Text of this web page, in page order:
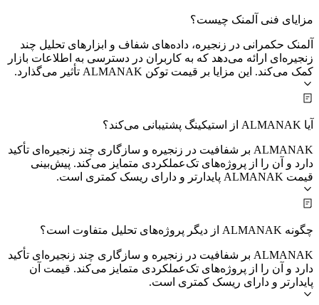
مزایای فنی آلمنک چیست؟
آلمنک حکمرانی در زنجیره، داده‌های شفاف و ابزارهای تحلیل چند
زنجیره‌ای ارائه می‌دهد که به کاربران در دسترسی به اطلاعات بازار
کمک می‌کند. این مزایا بر قیمت توکن ALMANAK تأثیر می‌گذارد.
آیا ALMANAK از استیکینگ پشتیبانی می‌کند؟
ALMANAK بر شفافیت در زنجیره و سازگاری چند زنجیره‌ای تأکید
دارد و آن را از پروژه‌های تک‌عملکردی متمایز می‌کند. پیش‌بینی
قیمت ALMANAK پایدارتر و دارای ریسک کمتری است.
چگونه ALMANAK از دیگر پروژه‌های تحلیل متفاوت است؟
ALMANAK بر شفافیت در زنجیره و سازگاری چند زنجیره‌ای تأکید
دارد و آن را از پروژه‌های تک‌عملکردی متمایز می‌کند. قیمت آن
پایدارتر و دارای ریسک کمتری است.